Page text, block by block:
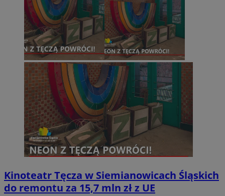
Kinoteatr Tęcza w Siemianowicach Śląskich
do remontu za 15,7 mln zł z UE